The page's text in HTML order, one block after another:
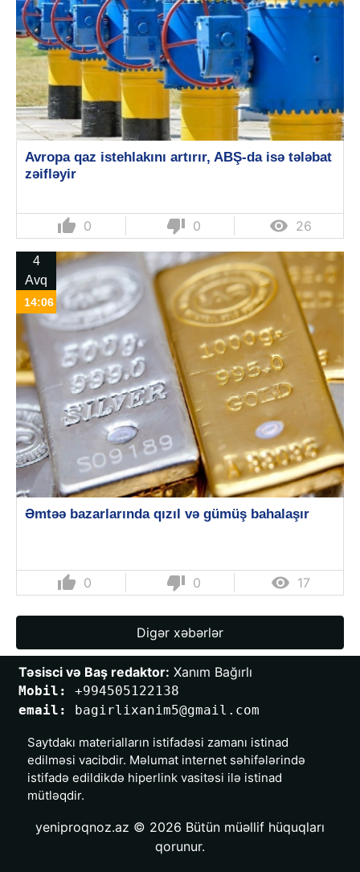
Avropa qaz istehlakını artırır, ABŞ-da isə tələbat
zəifləyir
thumb_up 0 thumb_down 0  26
4
Avq
14:06
Əmtəə bazarlarında qızıl və gümüş bahalaşır
thumb_up 0 thumb_down 0  17
Digər xəbərlər
Təsisci və Baş redaktor: Xanım Bağırlı
Mobil: +994505122138
email:
bagirlixanim5@gmail.com
Saytdakı materialların istifadəsi zamanı istinad
edilməsi vacibdir. Məlumat internet səhifələrində
istifadə edildikdə hiperlink vasitəsi ilə istinad
mütləqdir.
yeniproqnoz.az © 2026 Bütün müəllif hüquqları
qorunur.